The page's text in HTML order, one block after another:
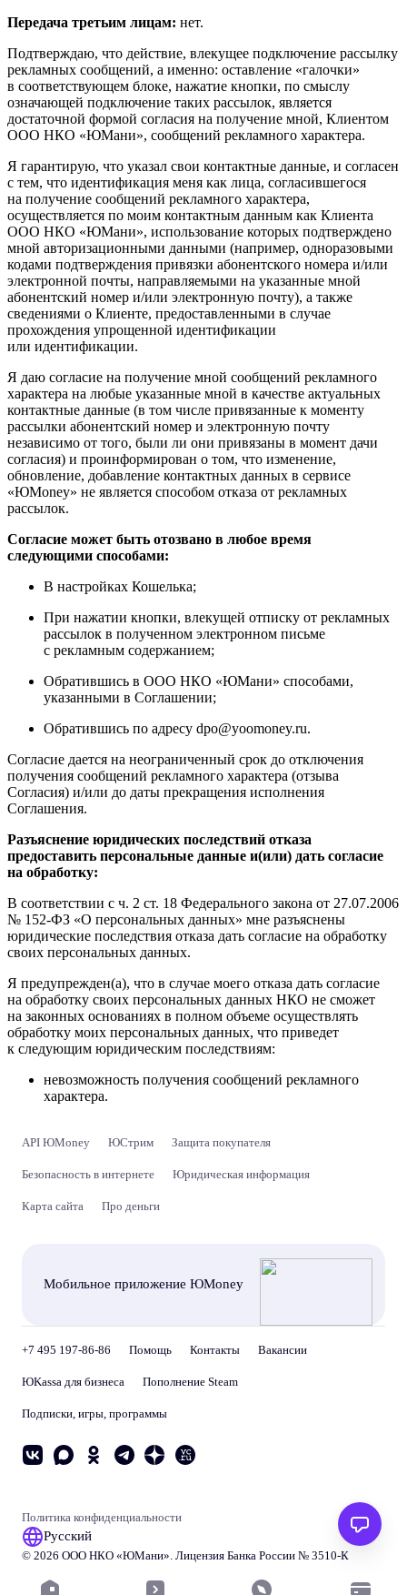
Передача третьим лицам: нет.
Подтверждаю, что действие, влекущее подключение рассылку
рекламных сообщений, а именно: оставление «галочки»
в соответствующем блоке, нажатие кнопки, по смыслу
означающей подключение таких рассылок, является
достаточной формой согласия на получение мной, Клиентом
ООО НКО «ЮМани», сообщений рекламного характера.
Я гарантирую, что указал свои контактные данные, и согласен
с тем, что идентификация меня как лица, согласившегося
на получение сообщений рекламного характера,
осуществляется по моим контактным данным как Клиента
ООО НКО «ЮМани», использование которых подтверждено
мной авторизационными данными (например, одноразовыми
кодами подтверждения привязки абонентского номера и/или
электронной почты, направляемыми на указанные мной
абонентский номер и/или электронную почту), а также
сведениями о Клиенте, предоставленными в случае
прохождения упрощенной идентификации
или идентификации.
Я даю согласие на получение мной сообщений рекламного
характера на любые указанные мной в качестве актуальных
контактные данные (в том числе привязанные к моменту
рассылки абонентский номер и электронную почту
независимо от того, были ли они привязаны в момент дачи
согласия) и проинформирован о том, что изменение,
обновление, добавление контактных данных в сервисе
«ЮMoney» не является способом отказа от рекламных
рассылок.
Согласие может быть отозвано в любое время
следующими способами:
В настройках Кошелька;
При нажатии кнопки, влекущей отписку от рекламных
рассылок в полученном электронном письме
с рекламным содержанием;
Обратившись в ООО НКО «ЮМани» способами,
указанными в Соглашении;
Обратившись по адресу dpo@yoomoney.ru.
Согласие дается на неограниченный срок до отключения
получения сообщений рекламного характера (отзыва
Согласия) и/или до даты прекращения исполнения
Соглашения.
Разъяснение юридических последствий отказа
предоставить персональные данные и(или) дать согласие
на обработку:
В соответствии с ч. 2 ст. 18 Федерального закона от 27.07.2006
№ 152-ФЗ «О персональных данных» мне разъяснены
юридические последствия отказа дать согласие на обработку
своих персональных данных.
Я предупрежден(а), что в случае моего отказа дать согласие
на обработку своих персональных данных НКО не сможет
на законных основаниях в полном объеме осуществлять
обработку моих персональных данных, что приведет
к следующим юридическим последствиям:
невозможность получения сообщений рекламного
характера.
API ЮMoney ЮСтрим Защита покупателя
Безопасность в интернете Юридическая информация
Карта сайта Про деньги
Мобильное приложение ЮMoney
+7 495 197-86-86 Помощь Контакты Вакансии
ЮKassa для бизнеса Пополнение Steam
Подписки, игры, программы
Русский
© 2026 ООО НКО «ЮМани». Лицензия Банка России № 3510‑К
Политика конфиденциальности